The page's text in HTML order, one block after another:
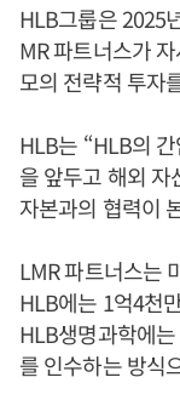
HLB그룹은 2025
MR 파트너스가
모의 전략적 투자
HLB는 “HLB의
을 앞두고 해외 자
자본과의 협력이
LMR 파트너스는
HLB에는 1억4천
HLB생명과학에
를 인수하는 방식